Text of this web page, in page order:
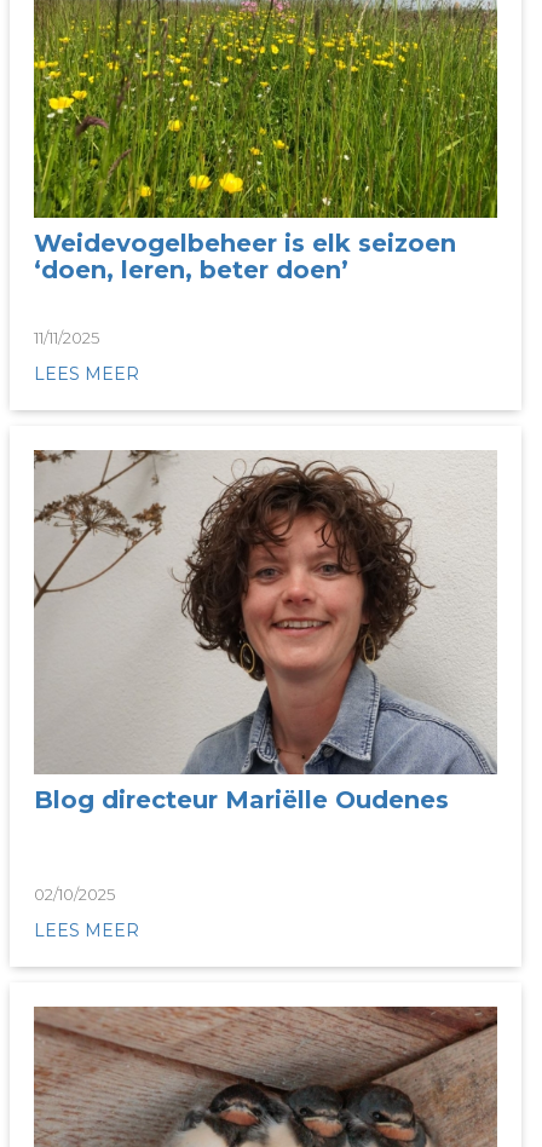
Weidevogelbeheer is elk seizoen
‘doen, leren, beter doen’
11/11/2025
LEES MEER
Blog directeur Mariëlle Oudenes
02/10/2025
LEES MEER